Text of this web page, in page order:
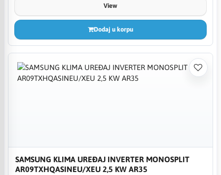
View
Dodaj u korpu
SAMSUNG KLIMA UREĐAJ INVERTER MONOSPLIT
AR09TXHQASINEU/XEU 2,5 KW AR35